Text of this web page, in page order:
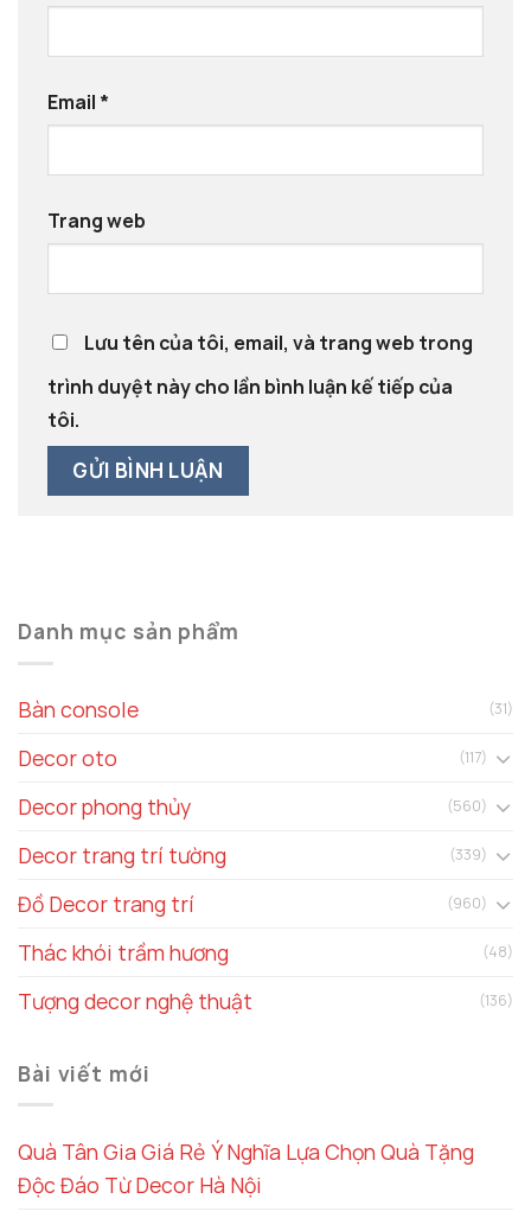
Email *
Trang web
Lưu tên của tôi, email, và trang web trong
trình duyệt này cho lần bình luận kế tiếp của
tôi.
Danh mục sản phẩm
Bàn console (31)
Decor oto (117)
Decor phong thủy (560)
Decor trang trí tường (339)
Đồ Decor trang trí (960)
Thác khói trầm hương (48)
Tượng decor nghệ thuật (136)
Bài viết mới
Quà Tân Gia Giá Rẻ Ý Nghĩa Lựa Chọn Quà Tặng
Độc Đáo Từ Decor Hà Nội